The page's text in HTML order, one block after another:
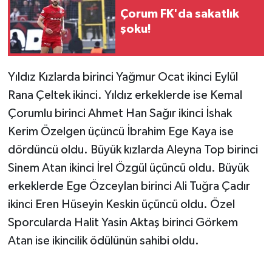
Çorum FK'da sakatlık
şoku!
Yıldız Kızlarda birinci Yağmur Ocat ikinci Eylül
Rana Çeltek ikinci. Yıldız erkeklerde ise Kemal
Çorumlu birinci Ahmet Han Sağır ikinci İshak
Kerim Özelgen üçüncü İbrahim Ege Kaya ise
dördüncü oldu. Büyük kızlarda Aleyna Top birinci
Sinem Atan ikinci İrel Özgül üçüncü oldu. Büyük
erkeklerde Ege Özceylan birinci Ali Tuğra Çadır
ikinci Eren Hüseyin Keskin üçüncü oldu. Özel
Sporcularda Halit Yasin Aktaş birinci Görkem
Atan ise ikincilik ödülünün sahibi oldu.